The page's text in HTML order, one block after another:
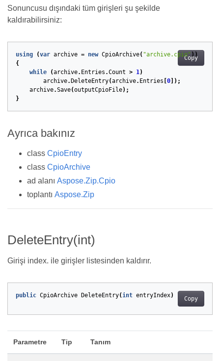
Sonuncusu dışındaki tüm girişleri şu şekilde
kaldırabilirsiniz:
Copy
using (var archive = new CpioArchive( "archive.cpio" ))
{
while
(archive. Entries .Count > 1)
archive. DeleteEntry(archive. Entries 0 ]);
archive.Save(outputCpioFile);
}
Ayrıca bakınız
class CpioEntry
class CpioArchive
ad alanı Aspose.Zip.Cpio
toplantı Aspose.Zip
DeleteEntry(int)
Girişi index. ile girişler listesinden kaldırır.
Copy
public CpioArchive DeleteEntry(int entryIndex)
Parametre Tip Tanım